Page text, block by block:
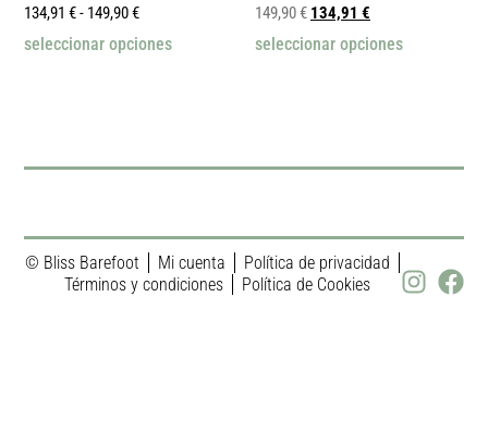
134,91€- 149,90€
seleccionar opciones
149,90€ 134,91 €
seleccionar opciones
© Bliss Barefoot Mi cuenta
Política de privacidad
Términos y condiciones
Política de Cookies